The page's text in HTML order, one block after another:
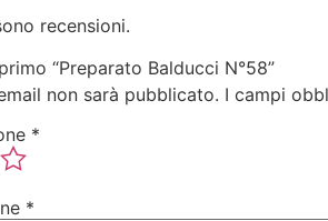
recensioni.
“Preparato Balducci N°58”
non sarà pubblicato. I campi
*
*